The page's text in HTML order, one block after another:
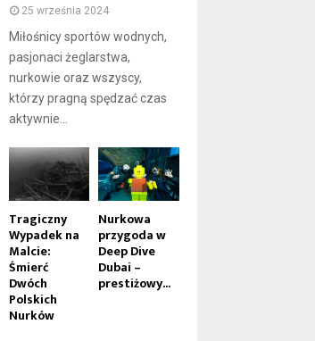
25 września 2024
Miłośnicy sportów wodnych,
pasjonaci żeglarstwa,
nurkowie oraz wszyscy,
którzy pragną spędzać czas
aktywnie...
Tragiczny
Wypadek na
Malcie:
Śmierć
Dwóch
Polskich
Nurków
Nurkowa
przygoda w
Deep Dive
Dubai –
prestiżowy...